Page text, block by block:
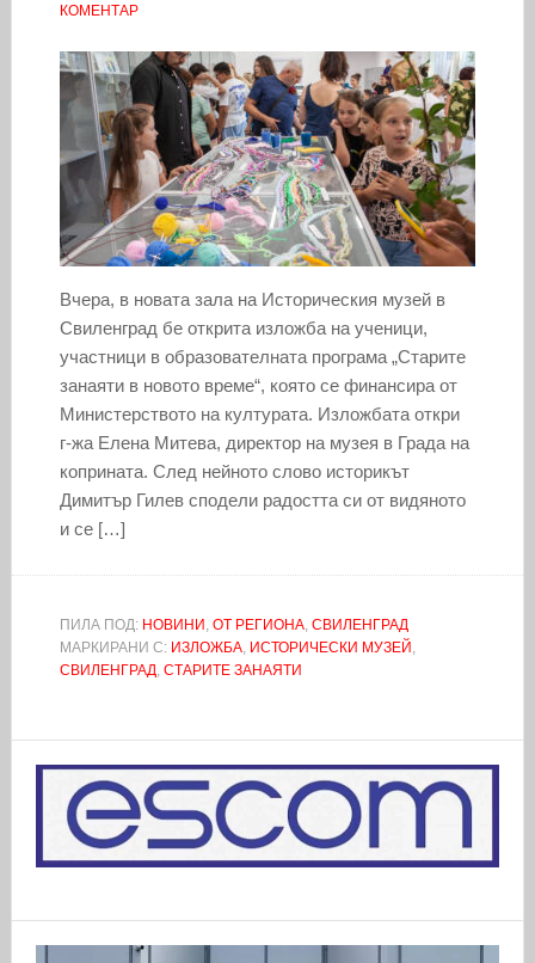
КОМЕНТАР
Вчера, в новата зала на Историческия музей в
Свиленград бе открита изложба на ученици,
участници в образователната програма „Старите
занаяти в новото време“, която се финансира от
Министерството на културата. Изложбата откри
г-жа Елена Митева, директор на музея в Града на
коприната. След нейното слово историкът
Димитър Гилев сподели радостта си от видяното
и се […]
ПИЛА ПОД: НОВИНИ , ОТ РЕГИОНА, СВИЛЕНГРАД
МАРКИРАНИ С: ИЗЛОЖБА, ИСТОРИЧЕСКИ МУЗЕЙ ,
СВИЛЕНГРАД, СТАРИТЕ ЗАНАЯТИ